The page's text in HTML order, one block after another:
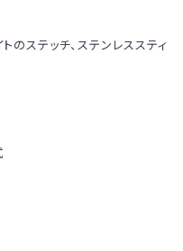
のステッチ、ステンレススティ